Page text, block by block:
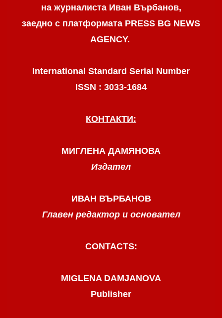
на журналиста Иван Върбанов,
заедно с платформата PRESS BG NEWS
AGENCY.
International Standard Serial Number
ISSN : 3033-1684
КОНТАКТИ:
МИГЛЕНА ДАМЯНОВА
Издател
ИВАН ВЪРБАНОВ
Главен редактор и основател
CONTACTS:
MIGLENA DAMJANOVA
Publisher